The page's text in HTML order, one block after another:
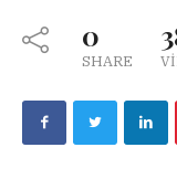
0
SHARE